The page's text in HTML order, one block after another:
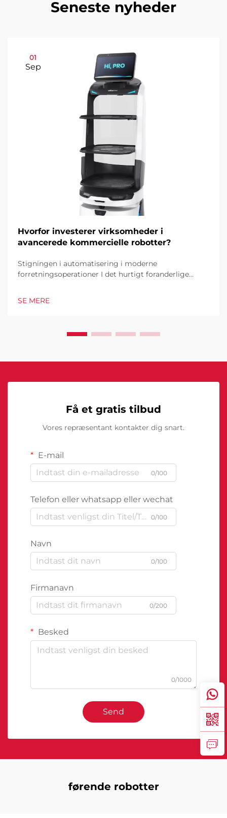
Seneste nyheder
01
Sep
Hvorfor investerer virksomheder i
avancerede kommercielle robotter?
Stigningen i automatisering i moderne
forretningsoperationer I det hurtigt foranderlige
excellence. Disse sofistikerede maskiner
SE MERE
Få et gratis tilbud
Vores repræsentant kontakter dig snart.
E-mail
0/100
Telefon eller whatsapp eller wechat
0/100
Navn
0/100
Firmanavn
0/200
Besked
0/1000
Send
førende robotter